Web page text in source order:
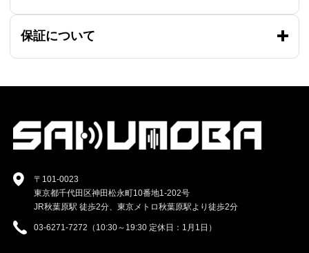
保証について
〒101-0023
東京都千代田区神田松永町10番地1-202号
JR秋葉原駅 徒歩2分、東京メトロ秋葉原駅より徒歩2分
03-6271-7272（10:30～19:30 定休日：1月1日）